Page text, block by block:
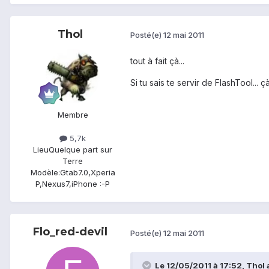
Thol
Membre
5,7k
LieuQuelque part sur
Terre
Modèle:Gtab7.0,Xperia
P,Nexus7,iPhone :-P
Posté(e) 12 mai 2011
tout à fait çà...
Si tu sais te servir de FlashTool...
Flo_red-devil Posté(e) 12 mai 2011
Le 12/05/2011 à 17:52, Thol